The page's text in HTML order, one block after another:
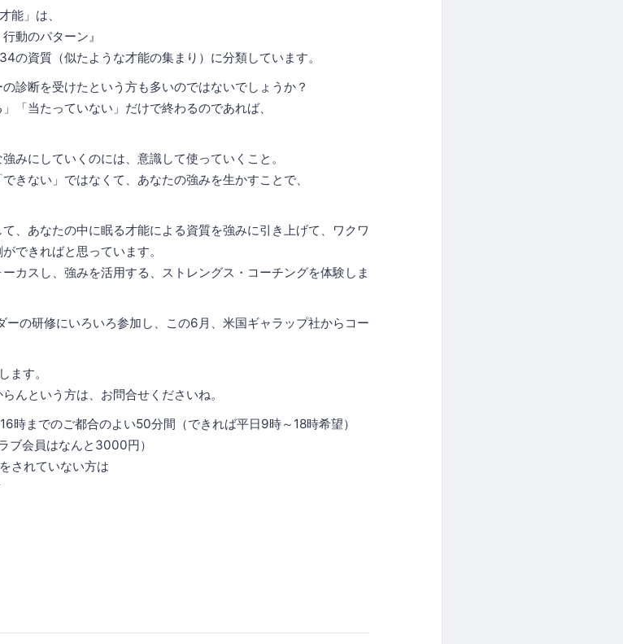
能」は、
動のパターン』
の資質（似たような才能の集まり）に分類しています。
診断を受けたという方も多いのではないでしょうか？
「当たっていない」だけで終わるのであれば、
みにしていくのには、意識して使っていくこと。
きない」ではなくて、あなたの強みを生かすことで、
、あなたの中に眠る才能による資質を強みに引き上げて、ワクワ
できればと思っています。
カスし、強みを活用する、ストレングス・コーチングを体験しま
の研修にいろいろ参加し、この6月、米国ギャラップ社からコー
ます。
んという方は、お問合せくださいね。
までのご都合のよい50分間（できれば平日9時～18時希望）
会員はなんと3000円）
されていない方は